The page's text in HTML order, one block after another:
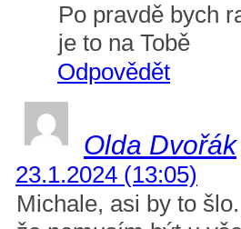
Po pravdě bych
je to na Tobě
Odpovědět
Olda Dvořák
23.1.2024 (13:05)
Michale, asi by to